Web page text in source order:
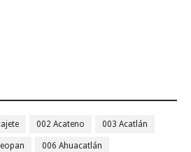
002 Acateno 003 Acatlán
006 Ahuacatlán